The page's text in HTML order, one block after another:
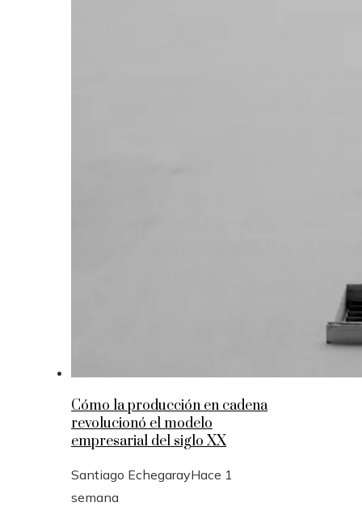
Cómo la producción en cadena
revolucionó el modelo
empresarial del siglo XX
Santiago EchegarayHace 1
semana